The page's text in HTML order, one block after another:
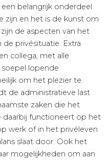
belangrijk onderdeel
zijn en het is de kunst om
de aspecten van het
privésituatie. Extra
collega, met alle
lopende
om het plezier te
de administratieve last
zaken die het
daarbij functioneert op het
werk of in het privéleven
slaat door. Ook het
mogelijkheden om aan